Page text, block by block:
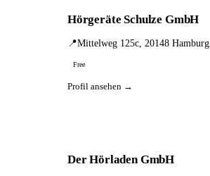
Hörgeräte Schulze GmbH
📍Mittelweg 125c, 20148 Hamburg
Free
Profil ansehen →
Der Hörladen GmbH